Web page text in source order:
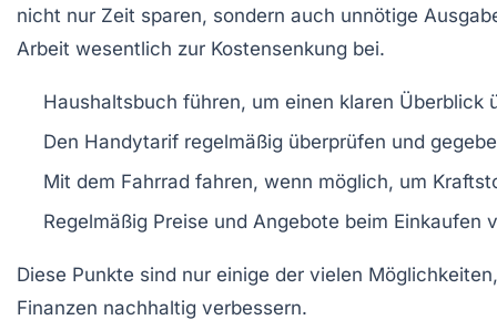
nicht nur Zeit sparen, sondern auch unnötige
Arbeit wesentlich zur Kostensenkung bei.
Haushaltsbuch führen, um einen klaren Überblick
Den Handytarif regelmäßig überprüfen und
Mit dem Fahrrad fahren, wenn möglich, um
Regelmäßig Preise und Angebote beim Einkaufen
Diese Punkte sind nur einige der vielen
Finanzen nachhaltig verbessern.